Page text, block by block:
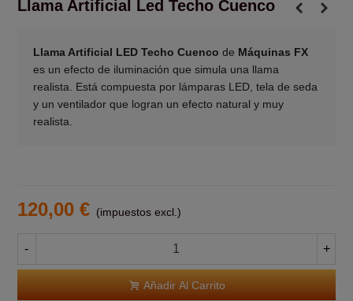
Llama Artificial Led Techo Cuenco
Llama Artificial LED Techo Cuenco de Máquinas FX
es un efecto de iluminación que simula una llama
realista. Está compuesta por lámparas LED, tela de seda
y un ventilador que logran un efecto natural y muy
realista.
120,00 € (impuestos excl.)
- +
Añadir Al Carrito